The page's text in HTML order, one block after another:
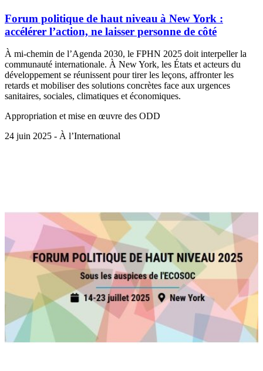
Forum politique de haut niveau à New York :
accélérer l’action, ne laisser personne de côté
À mi-chemin de l’Agenda 2030, le FPHN 2025 doit interpeller la
communauté internationale. À New York, les États et acteurs du
développement se réunissent pour tirer les leçons, affronter les
retards et mobiliser des solutions concrètes face aux urgences
sanitaires, sociales, climatiques et économiques.
Appropriation et mise en œuvre des ODD
24 juin 2025 - À l’International